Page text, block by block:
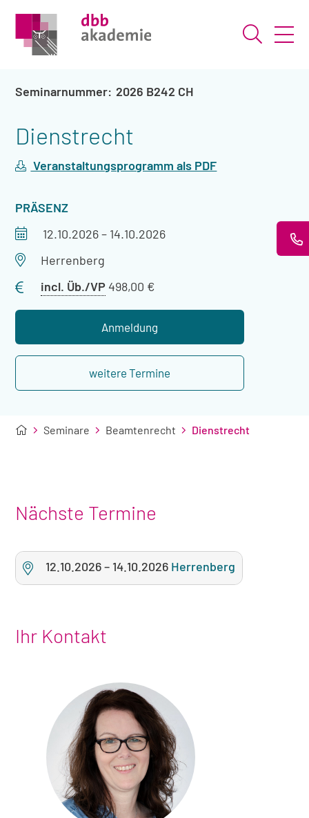
Suche
2026 B242 CH
Dienstrecht
Veranstaltungsprogramm als PDF
VERANSTALTUNGSART
PRÄSENZ
Veranstaltungszeitraum
12.10.2026– 14.10.2026
Veranstaltungsort
Herrenberg
incl. Üb./VP Preis
Übernachtung
498,00 €
Anmeldung
weitere Termine
Seminare Beamtenrecht Dienstrecht
Nächste Termine
12.10.2026– 14.10.2026 Herrenberg
Ihr Kontakt
Foto
von
Christina
Hofmann